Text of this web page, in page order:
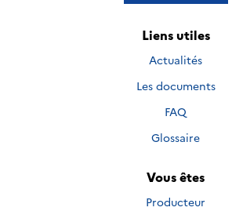
Liens utiles
Actualités
Les documents
FAQ
Glossaire
Vous êtes
Producteur